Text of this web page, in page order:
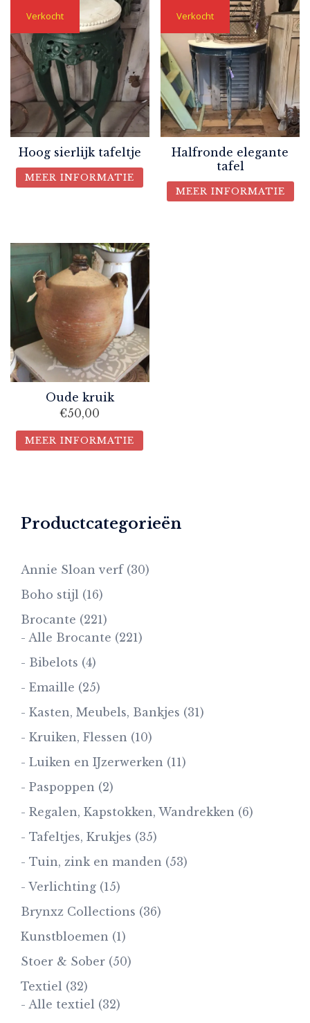
Verkocht
Hoog sierlijk tafeltje
MEER INFORMATIE
Verkocht
Halfronde elegante
tafel
MEER INFORMATIE
Oude kruik
€50,00
MEER INFORMATIE
Productcategorieën
Annie Sloan verf (30)
Boho stijl (16)
Brocante (221)
- Alle Brocante (221)
- Bibelots (4)
- Emaille (25)
- Kasten, Meubels, Bankjes (31)
- Kruiken, Flessen (10)
- Luiken en IJzerwerken (11)
- Paspoppen (2)
- Regalen, Kapstokken, Wandrekken (6)
- Tafeltjes, Krukjes (35)
- Tuin, zink en manden (53)
- Verlichting (15)
Brynxz Collections (36)
Kunstbloemen (1)
Stoer & Sober (50)
Textiel (32)
- Alle textiel (32)